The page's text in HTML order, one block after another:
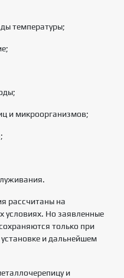
температуры;
и микроорганизмов;
рассчитаны на
условиях. Но заявленные
только при
и дальнейшем
и